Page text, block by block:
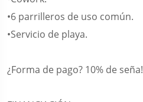
•6 parrilleros de uso común.
•Servicio de playa.
¿Forma de pago? 10% de seña!